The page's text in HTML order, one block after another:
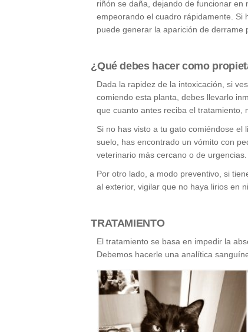
riñón se daña, dejando de funcionar en
empeorando el cuadro rápidamente. Si
puede generar la aparición de derrame
¿Qué debes hacer como
Dada la rapidez de la intoxicación, si
comiendo esta planta, debes llevarlo
que cuanto antes reciba el tratamiento,
Si no has visto a tu gato comiéndose
suelo, has encontrado un vómito con
veterinario más cercano o de urgencias.
Por otro lado, a modo preventivo, si
al exterior, vigilar que no haya lirios en
TRATAMIENTO
El tratamiento se basa en impedir la
Debemos hacerle una analítica